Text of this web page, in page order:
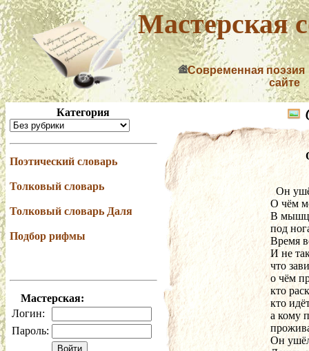
Мастерская
Современная поэзия
сайте
Категория
Поэтический словарь
Толковый словарь
Толковый словарь Даля
Подбор рифмы
Мастерская:
Логин:
Пароль:
Он
О чём
В
под
Время
И не
что
о чём
кто
кто
а кому
Он